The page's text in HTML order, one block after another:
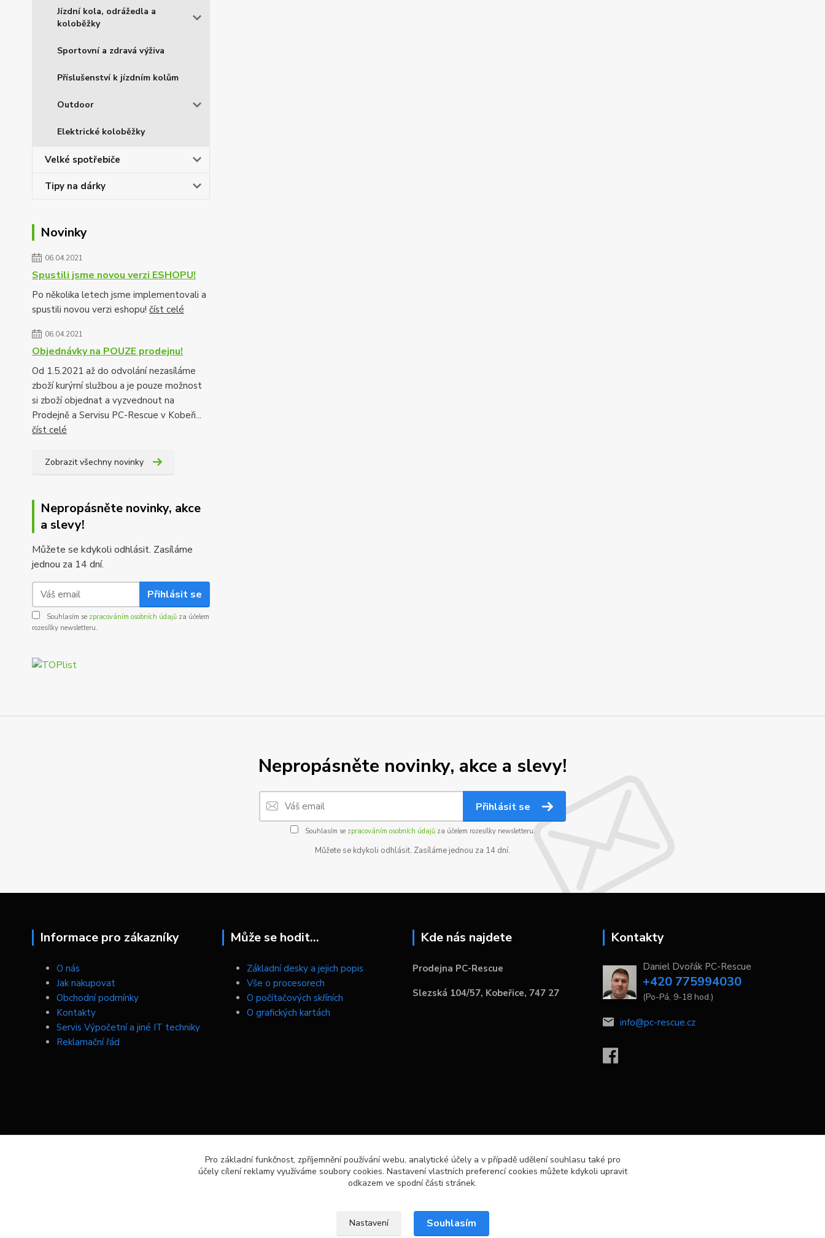
Jízdní kola, odrážedla a
koloběžky
Sportovní a zdravá výživa
Příslušenství k jízdním kolům
Outdoor
Elektrické koloběžky
Velké spotřebiče
Tipy na dárky
Novinky
06.04.2021
Spustili jsme novou verzi ESHOPU!
Po několika letech jsme implementovali a
spustili novou verzi eshopu! číst celé
06.04.2021
Objednávky na POUZE prodejnu!
Od 1.5.2021 až do odvolání nezasíláme
zboží kurýrní službou a je pouze možnost
si zboží objednat a vyzvednout na
Prodejně a Servisu PC-Rescue v Kobeři...
číst celé
Zobrazit všechny novinky
Nepropásněte novinky, akce
a slevy!
Můžete se kdykoli odhlásit. Zasíláme
jednou za 14 dní.
Přihlásit se
Souhlasím se zpracováním osobních údajů za účelem
rozesílky newsletteru.
Nepropásněte novinky, akce a slevy!
Přihlásit se
Souhlasím se zpracováním osobních údajůza účelem rozesílky newsletteru.
Můžete se kdykoli odhlásit. Zasíláme jednou za 14 dní.
Informace pro zákazníky
O nás
Jak nakupovat
Obchodní podmínky
Kontakty
Servis Výpočetní a jiné IT techniky
Reklamační řád
Může se hodit...
Základní desky a jejich popis
Vše o procesorech
O počítačových skříních
O grafických kartách
Kde nás najdete
Prodejna PC-Rescue
Slezská 104/57, Kobeřice, 747 27
Kontakty
Daniel Dvořák PC-Rescue
+420 775994030
(Po-Pá, 9-18 hod.)
info@pc-rescue.cz
Pro základní funkčnost, zpříjemnění používání webu, analytické účely a v případě udělení souhlasu také pro
účely cílení reklamy využíváme soubory cookies. Nastavení vlastních preferencí cookies můžete kdykoli upravit
odkazem ve spodní části stránek.
Nastavení Souhlasím